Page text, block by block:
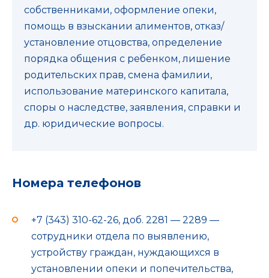
собственниками, оформление опеки,
помощь в взыскании алиментов, отказ/
установление отцовства, определение
порядка общения с ребенком, лишение
родительских прав, смена фамилии,
использование материнского капитала,
споры о наследстве, заявления, справки и
др. юридические вопросы.
Номера телефонов
+7 (343) 310-62-26, доб. 2281 — 2289 —
сотрудники отдела по выявлению,
устройству граждан, нуждающихся в
установлении опеки и попечительства,